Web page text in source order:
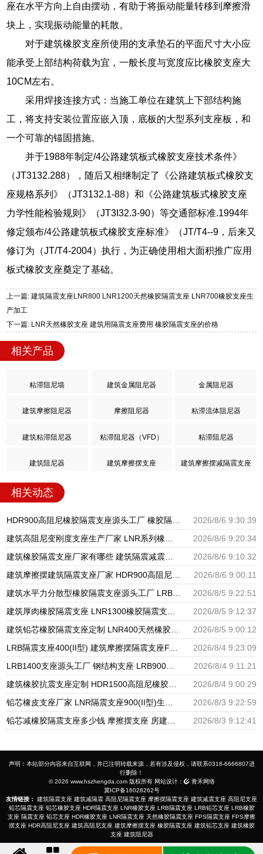
座在水平方向上自由摆动，有助于将振动能量转移到摩擦滑
块上，实现振动能量的耗散。
对于建筑橡胶支座所使用的支承垫石的平面尺寸大小应
能承受上部结构荷载为宜，一般长度与宽度应比橡胶支座大
10CM左右。
采用焊接连接方式：当施工单位在建筑上下部结构施
工，将支持安装位置应嵌入顶，底板的大型系列支座板，和
一个可靠的锚固措施。
并于1988年制定/4公路建筑板式橡胶支座技术条件》
（JT3132.288），随后又相继制定了《公路建筑板式橡胶支
座规格系列》（JT3132.1-88）和《公路建筑板式橡胶支座
力学性能检验规则》（JT3I32.3-90）等交通部标准.1994年
修定颁布/4公路建筑板式橡胶支座标准》（JT/T4--9，后来又
修订为（JT/T4-2004）执行，为正确使用相大面积推广应用
板式橡胶支座奠定了基础。
上一篇: 建筑隔震支座LNR800 LNR1200天然橡胶隔震支座 LNR700橡胶支座生
产加工
下一篇: LNR天然橡胶支座 建筑用隔震支座费用 橡胶隔震支座的价格
相关产品
粘滞阻尼墙 建筑金属阻尼器 金属阻尼器
建筑摩擦阻尼器 摩擦阻尼器 粘滞流体阻尼器
建筑粘滞阻尼器 粘滞阻尼器（VFD） 粘滞阻尼器
建筑阻尼器 建筑摩擦摆支座 建筑摩擦摆减隔震支座
相关动态
HDR900高阻尼橡胶隔震支座源头工厂 橡胶隔震支座商家生产厂家 LRB支座厂家
2026/8/6 9:30:39
建筑高阻尼变刚度支座生产厂家 LNR系列橡胶隔震支座源头工厂 HDR900高阻尼隔震支座
2026/8/6 9:20:34
建筑橡胶隔震支座厂家有哪些 建筑隔震减震隔震支座源头工厂 LNR1300天然隔震支座生产厂家
2026/8/6 9:10:32
建筑摩擦摆建筑隔震支座厂家 HDR900高阻尼橡胶支座多少钱 橡胶隔震支座供应商源头工厂
2026/8/6 9:00:11
建筑水平力分散型橡胶隔震支座源头工厂 LRB隔震支座 隔震支座LRB1200厂家
2026/8/5 9:22:51
建筑厚肉橡胶隔震支座 LNR1300橡胶隔震支座 建筑分散力型橡胶隔震支座源头工厂
2026/8/5 9:12:37
建筑铅芯橡胶隔震支座定制 LNR400天然橡胶隔震支座厂家电话 LRB橡胶隔震支座1100厂家
2026/8/5 9:00:12
LRB隔震支座400(II型) 建筑摩擦摆隔震支座FPS3A厂家 600的隔震支座
2026/8/4 9:23:09
LRB1400支座源头工厂 钢结构支座 LRB900铅芯橡胶隔震支座源头工厂
2026/8/4 9:11:21
建筑橡胶抗震支座定制 HDR1500高阻尼橡胶隔震支座什么价格 HDR1000隔震支座源头工厂
2026/8/4 9:00:29
铅芯橡皮支座厂家 LNR隔震支座900(II型)生产厂家 HDR800支座源头工厂
2026/8/3 9:22:59
铅芯减橡胶隔震支座多少钱 摩擦摆支座 房建橡胶抗震支座源头工厂
2026/8/3 9:12:41
声明：本站部分内容来自互联网，并已注明转载来源，若有涉及侵权，请联系0318-6666807进
行删除！
© 2026 www.hszhengda.com 版权所有 网站设计：
青禾网络
冀ICP备16028262号
友情链接：
建筑隔震支座 建筑减隔震 高阻尼隔震支座 摩擦摆隔震支座 建筑减震支座 高阻尼支座
铅芯隔震支座 铅芯橡胶支座 HDR隔震支座 LNR橡胶支座 LRB隔震支座 LRB铅芯支座 LRB橡胶
支座 隔震支座 铅芯支座 HDR橡胶支座 LNR隔震支座 天然橡胶隔震支座 FPS隔震支座 FPS摩擦
摆支座 HDR高阻尼支座 建筑高阻尼支座 建筑摩擦摆支座 橡胶隔震支座 建筑铅芯支座 建筑橡胶
支座 建筑阻尼器